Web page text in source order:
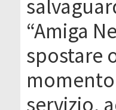
“Amiga
spostare
servizio,